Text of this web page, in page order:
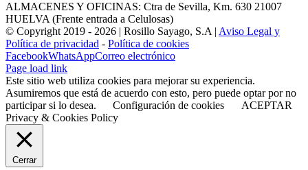
ALMACENES Y OFICINAS: Ctra de Sevilla, Km. 630 21007
HUELVA (Frente entrada a Celulosas)
© Copyright 2019 - 2026 | Rosillo Sayago, S.A | Aviso Legal y
Política de privacidad - Política de cookies
FacebookWhatsAppCorreo electrónico
Page load link
Este sitio web utiliza cookies para mejorar su experiencia.
Asumiremos que está de acuerdo con esto, pero puede optar por no
participar si lo desea.
Configuración de cookies
ACEPTAR
Privacy & Cookies Policy
Cerrar